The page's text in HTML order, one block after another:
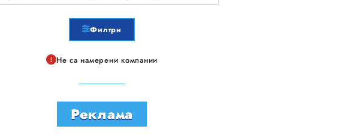
Филтри
Не са намерени компании
Реклама